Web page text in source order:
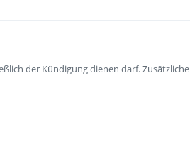
der Kündigung dienen darf. Zusätzliche